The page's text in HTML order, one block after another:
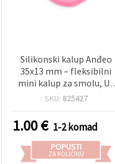
Silikonski kalup Anđeo
35x13 mm – fleksibilni
mini kalup za smolu, UV
epoksid, polimernu glinu,
idealan za nakit, privjeske
i DIY hobi projekte
SKU: 825427
1.00€ 1-2 komad
POPUSTI
ZA KOLIČINU